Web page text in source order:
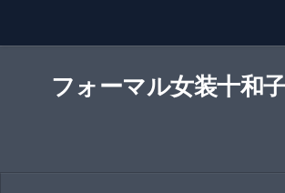
フォーマル女装十和